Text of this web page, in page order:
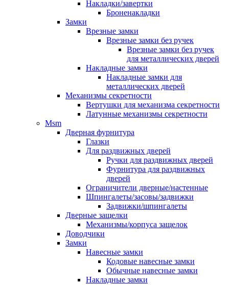
Накладки/завертки
Броненакладки
Замки
Врезные замки
Врезные замки без ручек
Врезные замки без ручек
для металлических дверей
Накладные замки
Накладные замки для
металлических дверей
Механизмы секретности
Вертушки для механизма секретности
Латунные механизмы секретности
Msm
Дверная фурнитура
Глазки
Для раздвижных дверей
Ручки для раздвижных дверей
Фурнитура для раздвижных
дверей
Ограничители дверные/настенные
Шпингалеты/засовы/задвижки
Задвижки/шпингалеты
Дверные защелки
Механизмы/корпуса защелок
Доводчики
Замки
Навесные замки
Кодовые навесные замки
Обычные навесные замки
Накладные замки